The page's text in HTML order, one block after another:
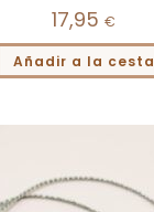
17,95 €
Añadir a la cesta